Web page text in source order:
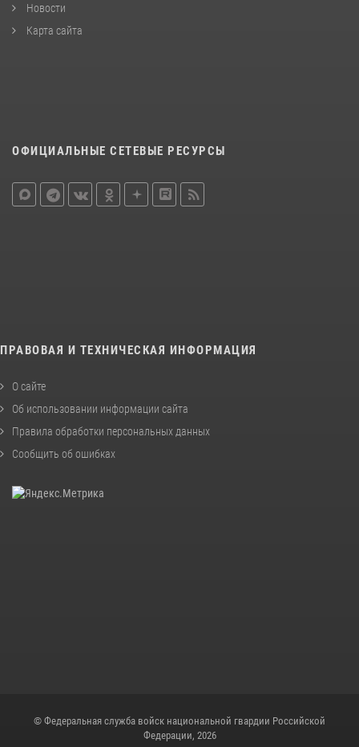
Новости
Карта сайта
ОФИЦИАЛЬНЫЕ СЕТЕВЫЕ РЕСУРСЫ
ПРАВОВАЯ И ТЕХНИЧЕСКАЯ ИНФОРМАЦИЯ
О сайте
Об использовании информации сайта
Правила обработки персональных данных
Сообщить об ошибках
© Федеральная служба войск национальной гвардии Российской
Федерации, 2026